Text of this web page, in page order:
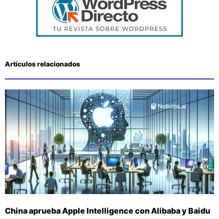
Artículos relacionados
China aprueba Apple Intelligence con Alibaba y Baidu